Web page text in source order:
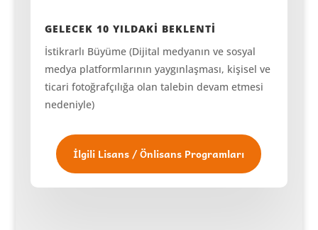
GELECEK 10 YILDAKİ BEKLENTİ
İstikrarlı Büyüme (Dijital medyanın ve sosyal
medya platformlarının yaygınlaşması, kişisel ve
ticari fotoğrafçılığa olan talebin devam etmesi
nedeniyle)
İlgili Lisans / Önlisans Programları